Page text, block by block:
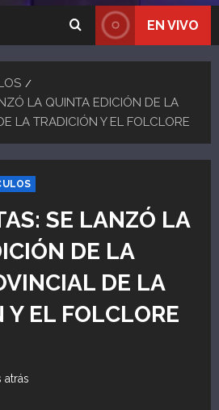
EN VIVO
LA QUINTA EDICIÓN DE LA
LA TRADICIÓN Y EL FOLCLORE
SE LANZÓ LA
DE LA
DE LA
Y EL FOLCLORE
atrás